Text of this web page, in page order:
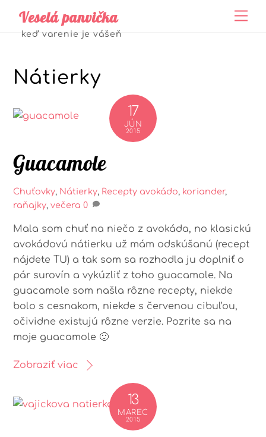
content
Veselá panvička
keď varenie je vášeň
Nátierky
17
JÚN
2015
Guacamole
Chuťovky, Nátierky, Recepty avokádo, koriander,
raňajky,večera 0
Mala som chuť na niečo z avokáda, no klasickú
avokádovú nátierku už mám odskúšanú (recept
nájdete TU) a tak som sa rozhodla ju doplniť o
pár surovín a vykúzliť z toho guacamole. Na
guacamole som našla rôzne recepty, niekde
bolo s cesnakom, niekde s červenou cibuľou,
očividne existujú rôzne verzie. Pozrite sa na
moje guacamole 🙂
Zobraziť viac
13
MAREC
2015